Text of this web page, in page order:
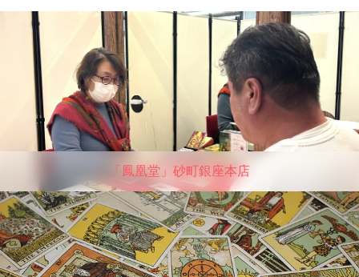
「鳳凰堂」砂町銀座本店